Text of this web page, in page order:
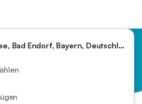
Bad Endorf, Bayern, Deutschland